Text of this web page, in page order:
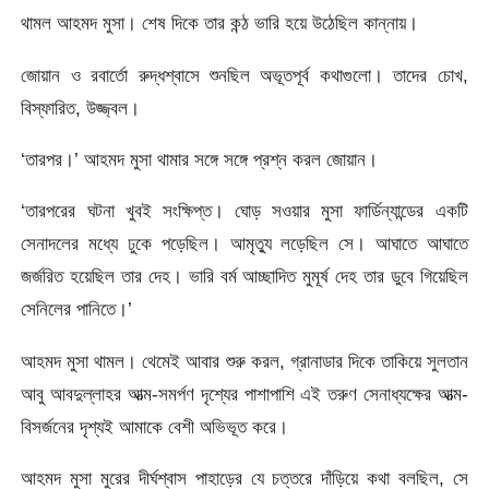
থামল আহমদ মুসা। শেষ দিকে তার কন্ঠ ভারি হয়ে উঠেছিল কান্নায়।
জোয়ান ও রবার্তো রুদ্ধশ্বাসে শুনছিল অভূতপূর্ব কথাগুলো। তাদের চোখ,
বিস্ফারিত, উজ্জ্বল।
‘তারপর।’ আহমদ মুসা থামার সঙ্গে সঙ্গে প্রশ্ন করল জোয়ান।
‘তারপরের ঘটনা খুবই সংক্ষিপ্ত। ঘোড় সওয়ার মুসা ফার্ডিন্যান্ডের একটি
সেনাদলের মধ্যে ঢুকে পড়েছিল। আমৃত্যু লড়েছিল সে। আঘাতে আঘাতে
জর্জরিত হয়েছিল তার দেহ। ভারি বর্ম আচ্ছাদিত মুমূর্ষ দেহ তার ডুবে গিয়েছিল
সেনিলের পানিতে।’
আহমদ মুসা থামল। থেমেই আবার শুরু করল, গ্রানাডার দিকে তাকিয়ে সুলতান
আবু আবদুল্লাহর আত্ম-সমর্পণ দৃশ্যের পাশাপাশি এই তরুণ সেনাধ্যক্ষের আত্ম-
বিসর্জনের দৃশ্যই আমাকে বেশী অভিভূত করে।
আহমদ মুসা মুরের দীর্ঘশ্বাস পাহাড়ের যে চত্তরে দাঁড়িয়ে কথা বলছিল, সে